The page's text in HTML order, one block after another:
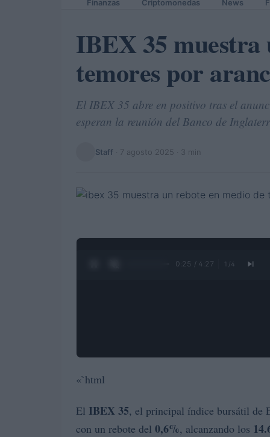
Finanzas Criptomonedas News
IBEX 35 muestra
temores por
El IBEX 35 abre en positivo tras el
esperan la reunión del Banco de
Staff 7 agosto 2025 · 3 min
0:26 / 4:27 1 /4
«`html
El IBEX 35, el principal índice bursátil de
con un rebote del 0,6%, alcanzando los